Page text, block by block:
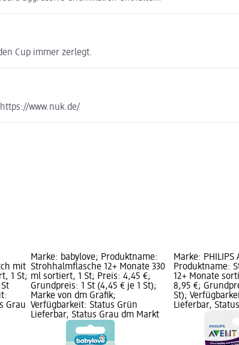
Cup immer zerlegt.
www.nuk.de/
mit
1 St;
Grau
Marke: babylove; Produktname:
Strohhalmflasche 12+ Monate 330
ml sortiert, 1 St; Preis: 4,45 €;
Grundpreis: 1 St (4,45 € je 1 St);
Marke von dm Grafik;
Verfügbarkeit: Status Grün
Lieferbar, Status Grau dm Markt
Marke: PHILIPS
Produktname:
12+ Monate
8,95 €;
St);
Lieferbar,